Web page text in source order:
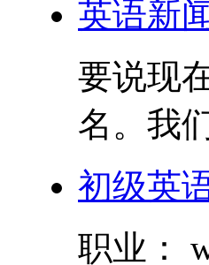
英语新
要说现
名。我
初级英
职业：